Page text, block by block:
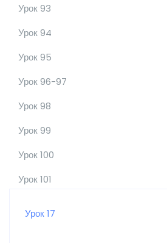
Урок 93
Урок 94
Урок 95
Урок 96-97
Урок 98
Урок 99
Урок 100
Урок 101
Урок 17